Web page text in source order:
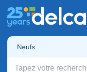
Neufs